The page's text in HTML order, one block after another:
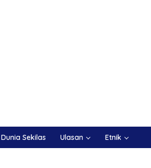
Dunia Sekilas Ulasan Etnik